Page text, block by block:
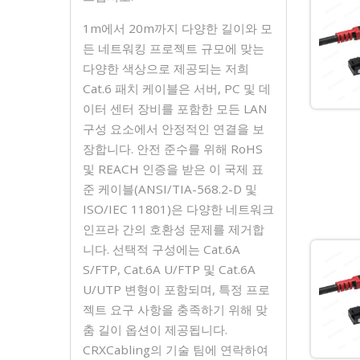
1m에서 20m까지 다양한 길이와 모
든 네트워킹 프로젝트 규모에 맞는
다양한 색상으로 제공되는 저희
Cat.6 패치 케이블은 서버, PC 및 데
이터 센터 장비를 포함한 모든 LAN
구성 요소에서 안정적인 연결을 보
장합니다. 안전 준수를 위해 RoHS
및 REACH 인증을 받은 이 국제 표
준 케이블(ANSI/TIA-568.2-D 및
ISO/IEC 11801)은 다양한 네트워크
인프라 간의 호환성 문제를 제거합
니다. 선택적 구성에는 Cat.6A
S/FTP, Cat.6A U/FTP 및 Cat.6A
U/UTP 변형이 포함되며, 특정 프로
젝트 요구 사항을 충족하기 위해 맞
춤 길이 옵션이 제공됩니다.
CRXCabling의 기술 팀에 연락하여